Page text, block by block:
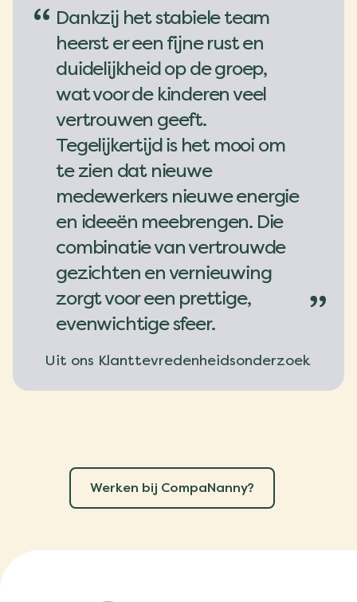
Uit ons Klanttevredenheidsonderzoek
“ Dankzij het stabiele team
heerst er een fijne rust en
duidelijkheid op de groep,
wat voor de kinderen veel
vertrouwen geeft.
Tegelijkertijd is het mooi om
te zien dat nieuwe
medewerkers nieuwe energie
en ideeën meebrengen. Die
combinatie van vertrouwde
gezichten en vernieuwing
zorgt voor een prettige,
evenwichtige sfeer.
”
Werken bij CompaNanny?